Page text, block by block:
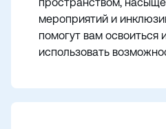
мероприятий и
помогут вам освоиться
использовать